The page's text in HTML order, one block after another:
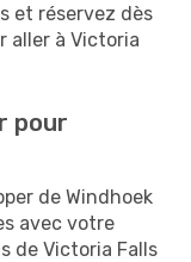
et réservez dès
aller à Victoria
pour
de Windhoek
avec votre
de Victoria Falls